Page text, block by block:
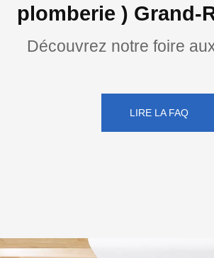
plomberie ) Grand-
Découvrez notre foire
LIRE LA FAQ